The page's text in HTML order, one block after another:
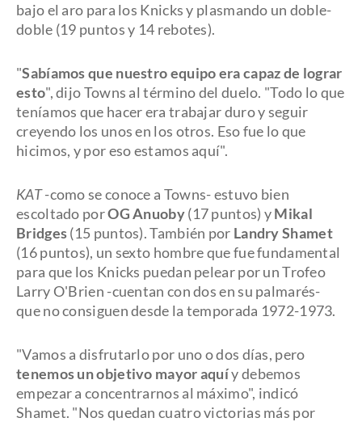
bajo el aro para los Knicks y plasmando un doble-
doble (19 puntos y 14 rebotes).
"Sabíamos que nuestro equipo era capaz de lograr
esto", dijo Towns al término del duelo. "Todo lo que
teníamos que hacer era trabajar duro y seguir
creyendo los unos en los otros. Eso fue lo que
hicimos, y por eso estamos aquí".
KAT-como se conoce a Towns- estuvo bien
escoltado porOG Anuoby(17 puntos) yMikal
Bridges(15 puntos). También por Landry Shamet
(16 puntos), un sexto hombre que fue fundamental
para que los Knicks puedan pelear por un Trofeo
Larry O'Brien -cuentan con dos en su palmarés-
que no consiguen desde la temporada 1972-1973.
"Vamos a disfrutarlo por uno o dos días, pero
tenemos un objetivo mayor aquíy debemos
empezar a concentrarnos al máximo", indicó
Shamet. "Nos quedan cuatro victorias más por